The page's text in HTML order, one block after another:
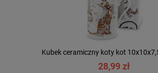
Kubek ceramiczny koty kot
28,99 zł